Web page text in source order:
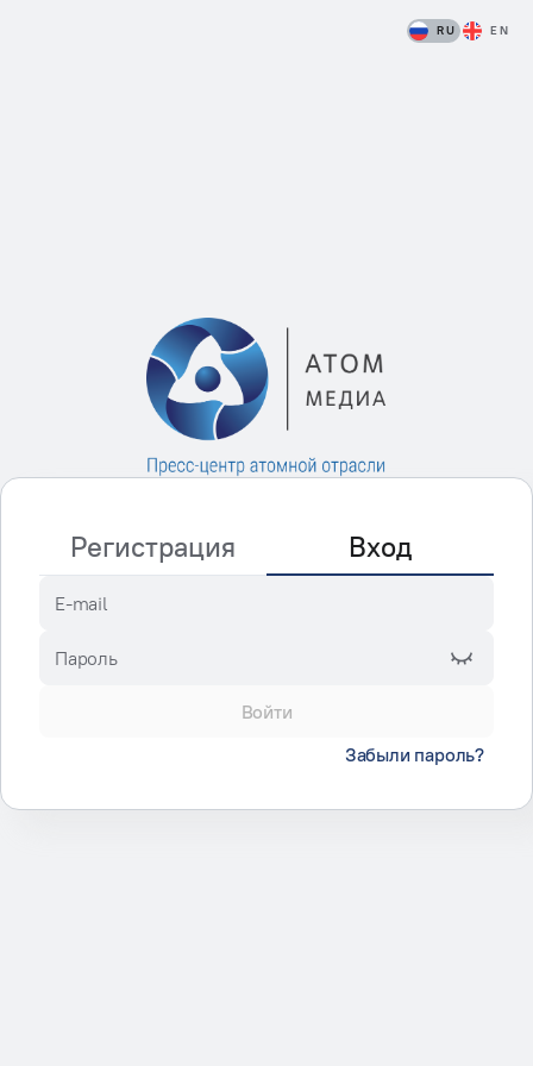
RU EN
Регистрация Вход
E-mail
Пароль
Войти
Забыли пароль?